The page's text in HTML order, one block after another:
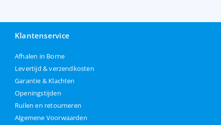
Klantenservice
Afhalen in Borne
Levertijd & verzendkosten
Garantie & Klachten
Openingstijden
Ruilen en retourneren
Algemene Voorwaarden